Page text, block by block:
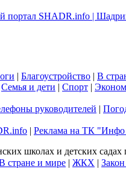
| Благоустройство | В
Семья и дети | Спорт |
руководителей |
| Реклама на ТК "Инфо
школах и детских
стране и мире | ЖКХ |